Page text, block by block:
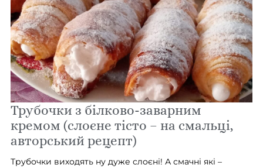
Трубочки з білково-заварним
кремом (слоєне тісто – на смальці,
авторський рецепт)
Трубочки виходять ну дуже слоєні! А смачні які –